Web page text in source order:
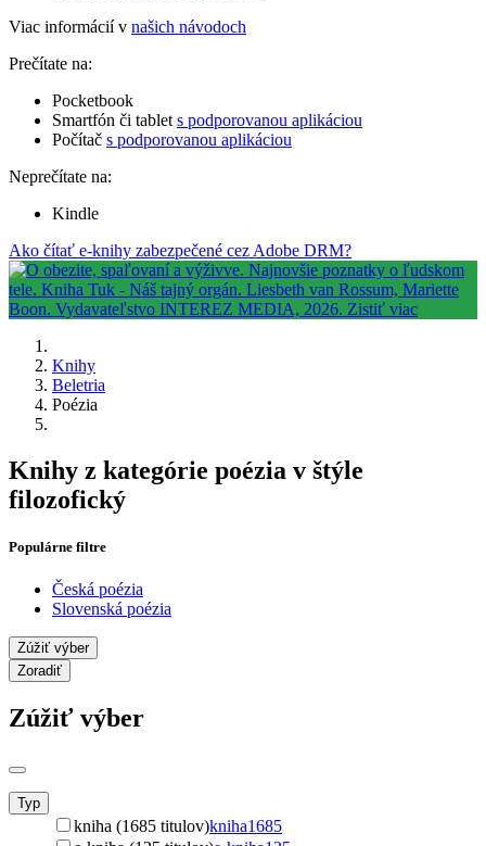
Viac informácií v našich návodoch
Prečítate na:
Pocketbook
Smartfón či tablet s podporovanou aplikáciou
Počítač s podporovanou aplikáciou
Neprečítate na:
Kindle
Ako čítať e-knihy zabezpečené cez Adobe DRM?
Knihy
Beletria
Poézia
Knihy z kategórie poézia v štýle
filozofický
Populárne filtre
Česká poézia
Slovenská poézia
Zúžiť výber
Zoradiť
Zúžiť výber
Typ
kniha (1685 titulov)kniha1685